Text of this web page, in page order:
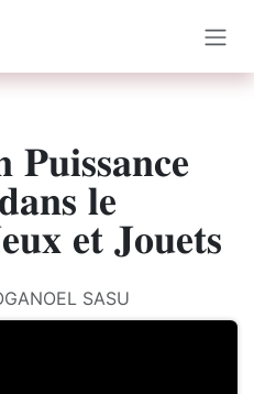
𝐥𝐞
𝐞𝐭 𝐉𝐨𝐮𝐞𝐭𝐬
SASU